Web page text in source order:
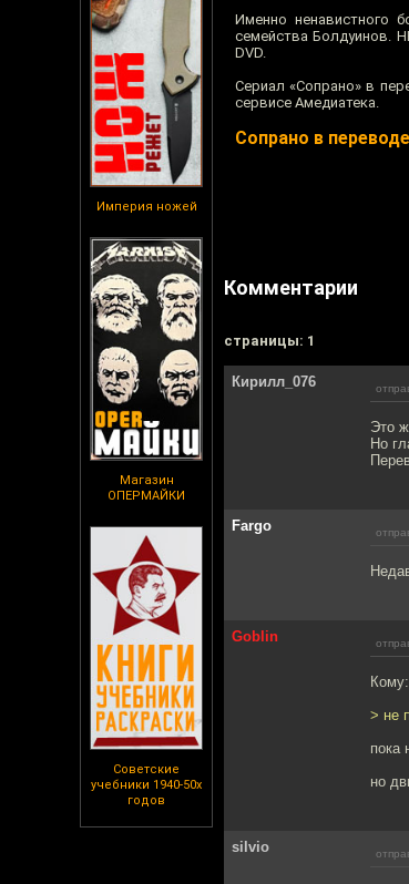
Империя ножей
Магазин
ОПЕРМАЙКИ
Советские
учебники 1940-50х
годов
Именно ненавистного
семейства Болдуинов.
DVD.
Сериал «Сопрано» в
сервисе Амедиатека.
Сопрано в
Комментарии
cтраницы: 1
Кирилл_076
Это
Но
Fargo
Goblin
> не
пока
но
silvio